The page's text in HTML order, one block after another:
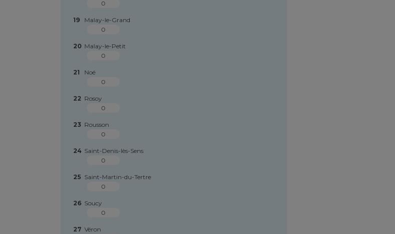
0
19
Malay-le-Grand
0
20 Malay-le-Petit
0
21
Noé
0
22 Rosoy
0
23 Rousson
0
24 Saint-Denis-lès-Sens
0
25 Saint-Martin-du-Tertre
0
26 Soucy
0
27 Véron